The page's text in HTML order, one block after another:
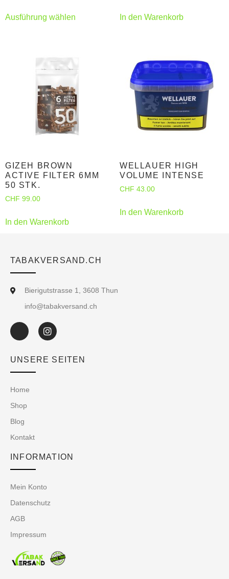
Ausführung wählen In den Warenkorb
GIZEH BROWN
ACTIVE FILTER 6MM
50 STK.
CHF 99.00
In den Warenkorb
WELLAUER HIGH
VOLUME INTENSE
CHF 43.00
In den Warenkorb
TABAKVERSAND.CH
Bierigutstrasse 1, 3608 Thun
info@tabakversand.ch
UNSERE SEITEN
Home
Shop
Blog
Kontakt
INFORMATION
Mein Konto
Datenschutz
AGB
Impressum